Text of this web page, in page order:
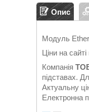
Опис
Модуль
Ціни на
Компанія
підставах.
Актуальну
Електронна